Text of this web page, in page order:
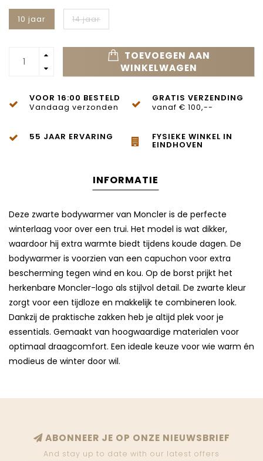
10 jaar 14 jaar
TOEVOEGEN AAN
WINKELWAGEN
VOOR 16:00 BESTELD
Vandaag verzonden
GRATIS VERZENDING
vanaf € 100,--
55 JAAR ERVARING FYSIEKE WINKEL IN
EINDHOVEN
INFORMATIE
Deze zwarte bodywarmer van Moncler is de perfecte
winterlaag voor over een trui. Het model is wat dikker,
waardoor hij extra warmte biedt tijdens koude dagen. De
bodywarmer is voorzien van een capuchon voor extra
bescherming tegen wind en kou. Op de borst prijkt het
herkenbare Moncler-logo als stijlvol detail. De zwarte kleur
zorgt voor een tijdloze en makkelijk te combineren look.
Dankzij de praktische zakken heb je altijd plek voor je
essentials. Gemaakt van hoogwaardige materialen voor
optimaal draagcomfort. Een ideale keuze voor wie warm én
modieus de winter door wil.
ABONNEER JE OP ONZE NIEUWSBRIEF
And stay up to date with our latest offers